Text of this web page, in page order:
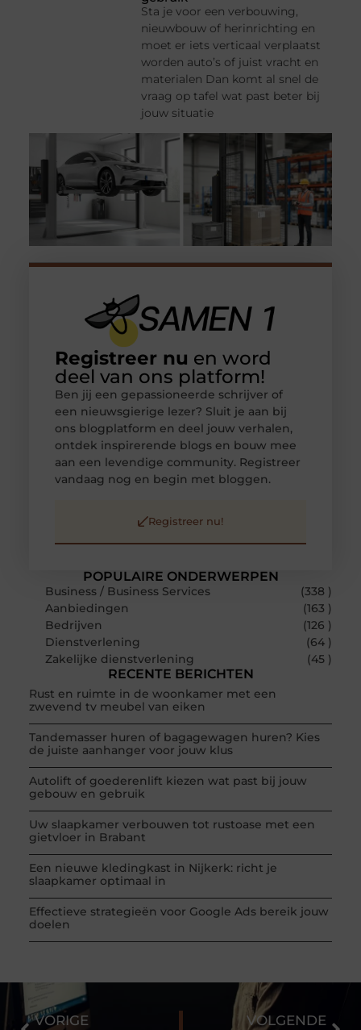
Sta je voor een verbouwing,
nieuwbouw of herinrichting en
moet er iets verticaal verplaatst
worden auto’s of juist vracht en
materialen Dan komt al snel de
vraag op tafel wat past beter bij
jouw situatie
POPULAIRE ONDERWERPEN
Business / Business Services
(338 )
Aanbiedingen
(163 )
Bedrijven
(126 )
Dienstverlening
(64 )
Zakelijke dienstverlening
(45 )
RECENTE BERICHTEN
Rust en ruimte in de woonkamer met een
zwevend tv meubel van eiken
Tandemasser huren of bagagewagen huren? Kies
de juiste aanhanger voor jouw klus
Autolift of goederenlift kiezen wat past bij jouw
gebouw en gebruik
Uw slaapkamer verbouwen tot rustoase met een
gietvloer in Brabant
Een nieuwe kledingkast in Nijkerk: richt je
slaapkamer optimaal in
Effectieve strategieën voor Google Ads bereik jouw
doelen
Registreer nu en word
deel van ons platform!
Ben jij een gepassioneerde schrijver of
een nieuwsgierige lezer? Sluit je aan bij
ons blogplatform en deel jouw verhalen,
ontdek inspirerende blogs en bouw mee
aan een levendige community. Registreer
vandaag nog en begin met bloggen.
Registreer nu!
VORIGE VOLGENDE